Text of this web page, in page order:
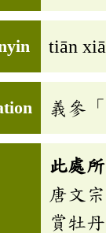
tiān
義參「
此處
唐文
賞牡